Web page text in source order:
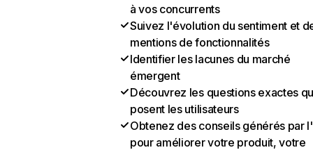
à vos concurrents
Suivez l'évolution du sentiment et
mentions de fonctionnalités
Identifier les lacunes du marché
émergent
Découvrez les questions exactes
posent les utilisateurs
Obtenez des conseils générés par
pour améliorer votre produit, votre